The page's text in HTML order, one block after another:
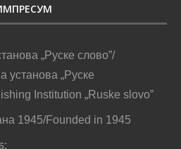
„Руске слово”/
установа „Руске
Institution „Ruske slovo”
1945/Founded in 1945